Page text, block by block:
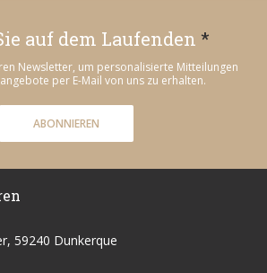
auf dem Laufenden *
Newsletter, um personalisierte Mitteilungen
per E-Mail von uns zu erhalten.
ABONNIEREN
59240 Dunkerque